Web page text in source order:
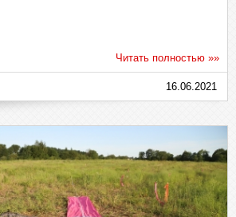
Читать полностью »»
16.06.2021